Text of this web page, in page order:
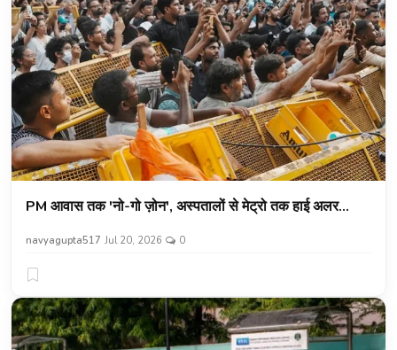
गैलरी
Hindi
PM आवास तक 'नो-गो ज़ोन', अस्पतालों से मेट्रो तक हाई अलर...
navyagupta517 Jul 20, 2026 0